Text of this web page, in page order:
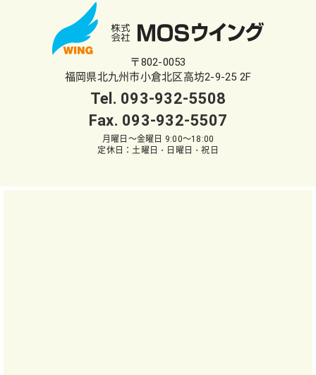
〒802-0053
福岡県北九州市小倉北区高坊2-9-25 2F
Tel. 093-932-5508
Fax. 093-932-5507
月曜日～金曜日 9:00～18:00
定休日：土曜日・日曜日・祝日